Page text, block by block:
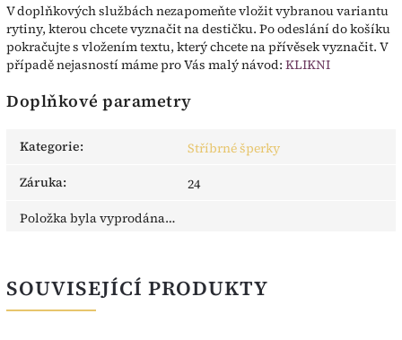
V doplňkových službách nezapomeňte vložit vybranou variantu
rytiny, kterou chcete vyznačit na destičku. Po odeslání do košíku
pokračujte s vložením textu, který chcete na přívěsek vyznačit. V
případě nejasností máme pro Vás malý návod: KLIKNI
Doplňkové parametry
Kategorie:
Stříbrné šperky
Záruka:
24
Položka byla vyprodána…
SOUVISEJÍCÍ PRODUKTY